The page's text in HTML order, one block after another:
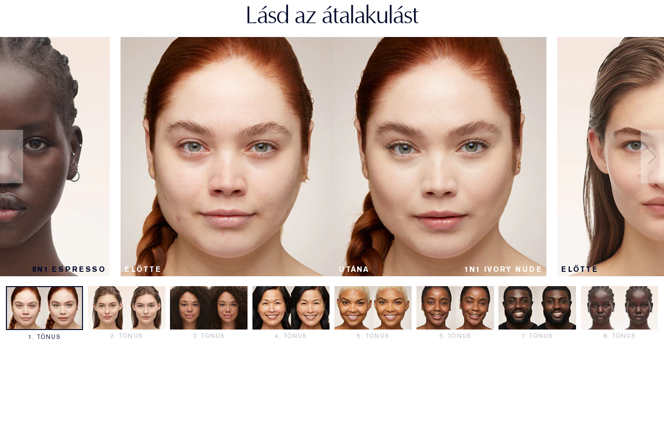
Lásd az átalakulást
8N1 ESPRESSO ELŐTTE UTÁNA 1N1 IVORY NUDE ELŐTTE
1. TÓNUS 2. TÓNUS 3. TÓNUS 4. TÓNUS 5. TÓNUS 6. TÓNUS 7. TÓNUS 8. TÓNUS